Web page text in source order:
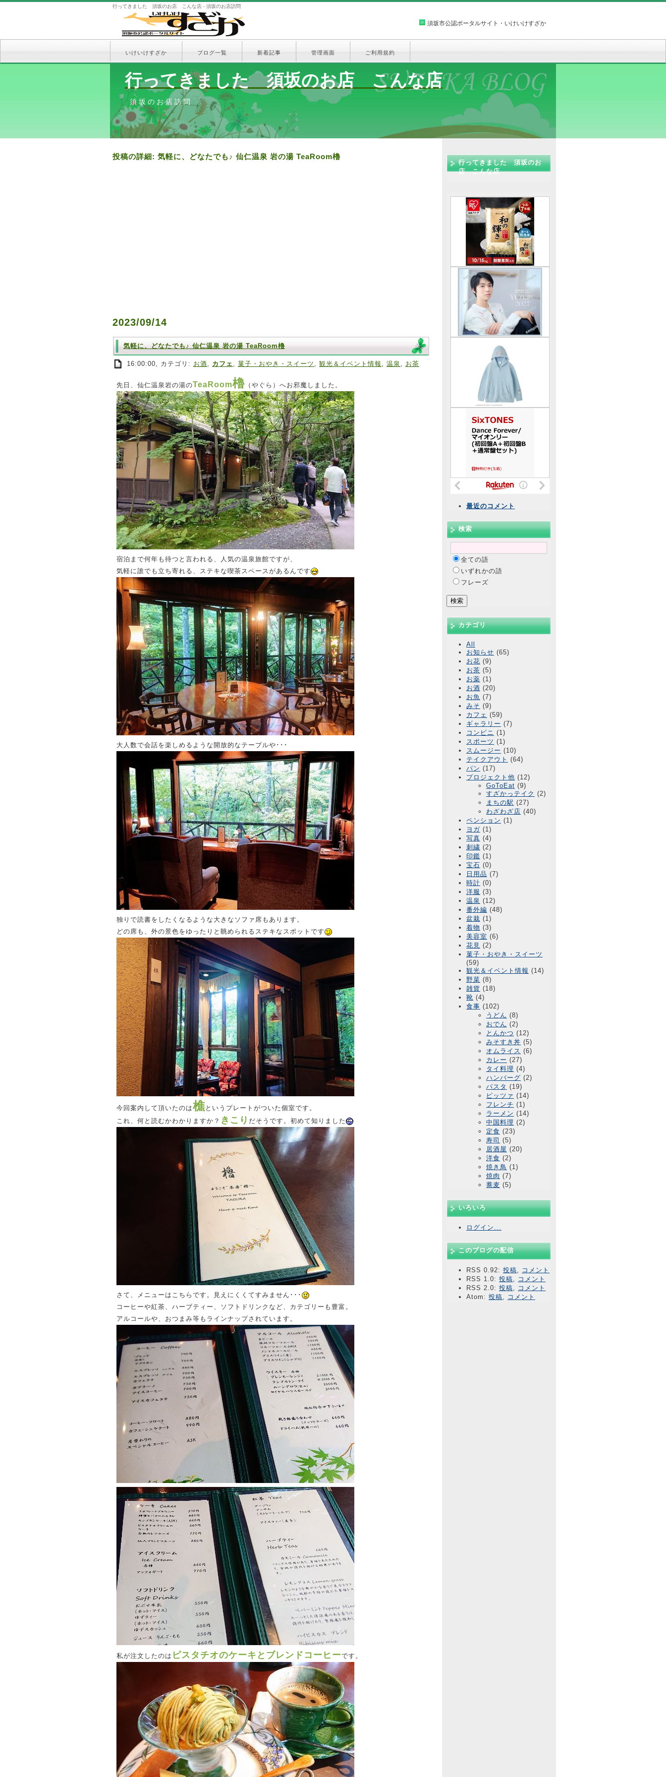
行ってきました 須坂のお店 こんな店 - 須坂のお店訪問
須坂市公認ポータルサイト・いけいけすざか
いけいけすざか ブログ一覧 新着記事 管理画面 ご利用規約
行ってきました 須坂のお店 こんな店
須坂のお店訪問
投稿の詳細: 気軽に、どなたでも♪ 仙仁温泉 岩の湯 TeaRoom櫓
2023/09/14
気軽に、どなたでも♪ 仙仁温泉 岩の湯 TeaRoom櫓
16:00:00, カテゴリ: お酒 カフェ 菓子・おやき・スイーツ 観光＆イベント情報 温泉 お茶
先日、仙仁温泉岩の湯のTeaRoom櫓 （やぐら）へお邪魔しました。
宿泊まで何年も待つと言われる、人気の温泉旅館ですが、
気軽に誰でも立ち寄れる、ステキな喫茶スペースがあるんです
大人数で会話を楽しめるような開放的なテーブルや･･･
独りで読書をしたくなるような大きなソファ席もあります。
どの席も、外の景色をゆったりと眺められるステキなスポットです
今回案内して頂いたのは樵というプレートがついた個室です。
これ、何と読むかわかりますか？ きこり だそうです。初めて知りました
さて、メニューはこちらです。見えにくくてすみません･･･
コーヒーや紅茶、ハーブティー、ソフトドリンクなど、カテゴリーも豊富。
アルコールや、おつまみ等もラインナップされています。
私が注文したのは ピスタチオのケーキとブレンドコーヒーです。
行ってきました 須坂のお
店 こんな店
最近のコメント
検索
全ての語
いずれかの語
フレーズ
カテゴリ
All
お知らせ (65)
お花 (9)
お茶 (5)
お薬 (1)
お酒 (20)
お魚 (7)
みそ (9)
カフェ (59)
ギャラリー (7)
コンビニ (1)
スポーツ (1)
スムージー (10)
テイクアウト (64)
パン (17)
プロジェクト他 (12)
GoToEat (9)
すざかっテイク (2)
まちの駅 (27)
わざわざ店 (40)
ペンション (1)
ヨガ (1)
写真 (4)
刺繍 (2)
印鑑 (1)
宝石 (0)
日用品 (7)
時計 (0)
洋服 (3)
温泉 (12)
番外編 (48)
盆栽 (1)
着物 (3)
美容室 (6)
花見 (2)
菓子・おやき・スイーツ
(59)
観光＆イベント情報 (14)
野菜 (8)
雑貨 (18)
靴 (4)
食事 (102)
うどん (8)
おでん (2)
とんかつ (12)
みそすき丼 (5)
オムライス (6)
カレー (27)
タイ料理 (4)
ハンバーグ (2)
パスタ (19)
ピッツァ (14)
フレンチ (1)
ラーメン (14)
中国料理 (2)
定食 (23)
寿司 (5)
居酒屋 (20)
洋食 (2)
焼き鳥 (1)
焼肉 (7)
蕎麦 (5)
いろいろ
ログイン...
このブログの配信
RSS 0.92: 投稿, コメント
RSS 1.0: 投稿, コメント
RSS 2.0: 投稿, コメント
Atom: 投稿, コメント